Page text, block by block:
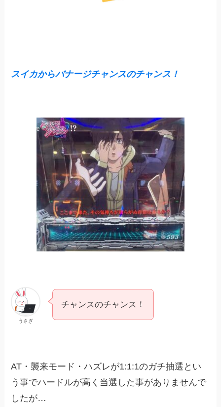
スイカからバナージチャンスのチャンス！
うさぎ
チャンスのチャンス！
AT・襲来モード・ハズレが1:1:1のガチ抽選とい
う事でハードルが高く当選した事がありませんで
したが…